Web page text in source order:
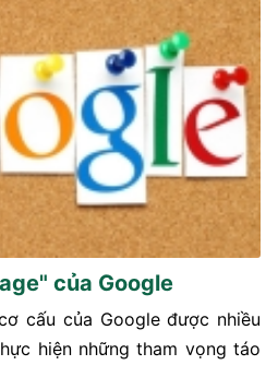
của Google
cấu của Google được nhiều
hiện những tham vọng táo